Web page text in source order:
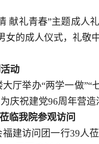
献礼青春”主题成人
女的成人仪式，礼敬
动
厅举办“两学一做”“
庆祝建党96周年营造
临我院参观访问
建访问团一行39人